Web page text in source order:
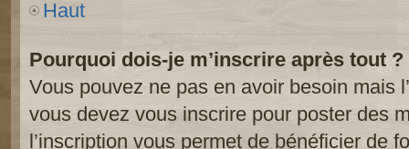
Haut
Pourquoi dois-je m’inscrire après tout ?
Vous pouvez ne pas en avoir besoin mais
vous devez vous inscrire pour poster des
l’inscription vous permet de bénéficier de